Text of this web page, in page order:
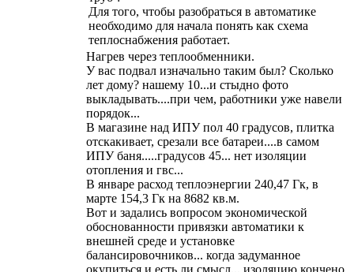
Для того, чтобы разобраться в автоматике
необходимо для начала понять как схема
теплоснабжения работает.
Нагрев через теплообменники.
У вас подвал изначально таким был? Сколько
лет дому? нашему 10...и стыдно фото
выкладывать....при чем, работники уже навели
порядок...
В магазине над ИПУ пол 40 градусов, плитка
отскакивает, срезали все батареи....в самом
ИПУ баня.....градусов 45... нет изоляции
отопления и гвс...
В январе расход теплоэнергии 240,47 Гк, в
марте 154,3 Гк на 8682 кв.м.
Вот и задались вопросом экономической
обоснованности привязки автоматики к
внешней среде и установке
балансировочников... когда задуманное
окупиться и есть ли смысл... изоляцию кончено